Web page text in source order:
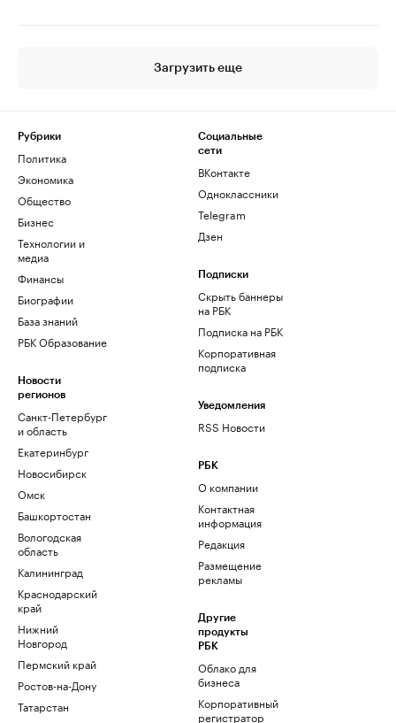
Загрузить еще
Рубрики
Политика
Экономика
Общество
Бизнес
Технологии и
медиа
Финансы
Биографии
База знаний
РБК Образование
Новости
регионов
Санкт-Петербург
и область
Екатеринбург
Новосибирск
Омск
Башкортостан
Вологодская
область
Калининград
Краснодарский
край
Нижний
Новгород
Пермский край
Ростов-на-Дону
Татарстан
Социальные
сети
ВКонтакте
Одноклассники
Telegram
Дзен
Подписки
Скрыть баннеры
на РБК
Подписка на РБК
Корпоративная
подписка
Уведомления
RSS Новости
РБК
О компании
Контактная
информация
Редакция
Размещение
рекламы
Другие
продукты
РБК
Облако для
бизнеса
Корпоративный
регистратор